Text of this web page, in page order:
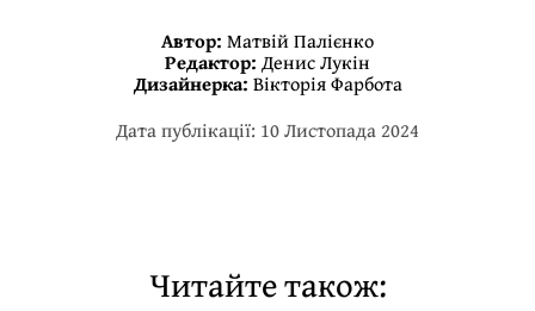
Автор: Матвій Палієнко
Редактор: Денис Лукін
Дизайнерка: Вікторія Фарбота
Дата публікації: 10 Листопада 2024
Читайте також: